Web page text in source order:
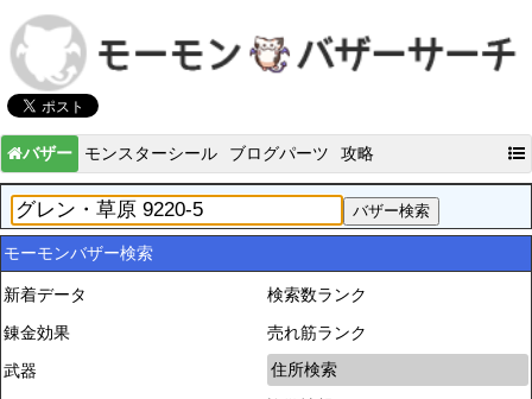
バザー モンスターシール ブログパーツ 攻略
モーモンバザー検索
新着データ
錬金効果
武器
検索数ランク
売れ筋ランク
住所検索